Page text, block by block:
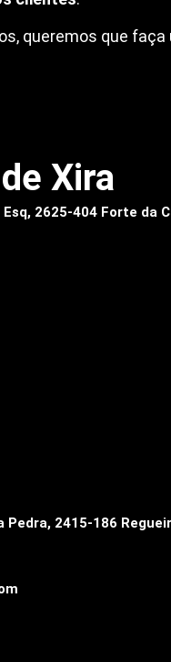
queremos que
Xira
2625-404 Forte da
Pedra, 2415-186